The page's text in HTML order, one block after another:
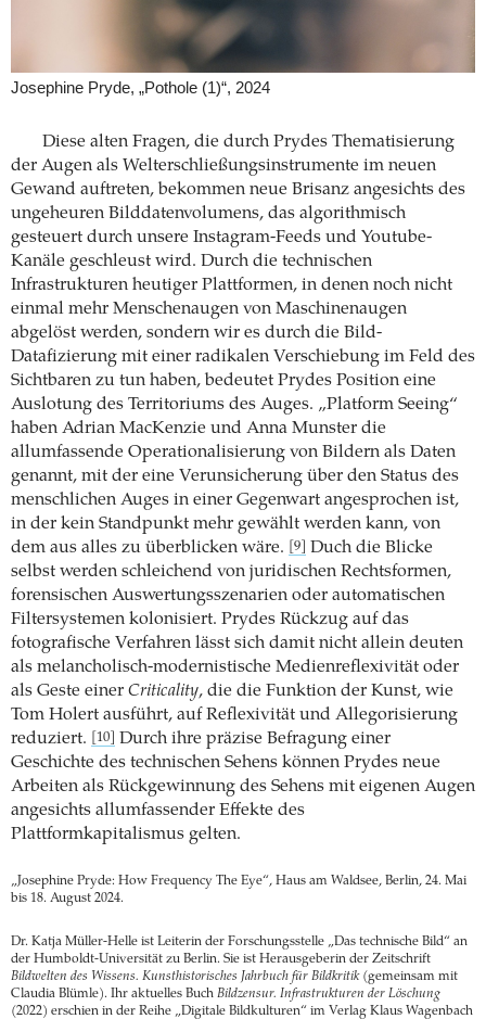
Josephine Pryde, „Pothole (1)“, 2024
Diese alten Fragen, die durch Prydes Thematisierung
der Augen als Welterschließungsinstrumente im neuen
Gewand auftreten, bekommen neue Brisanz angesichts des
ungeheuren Bilddatenvolumens, das algorithmisch
gesteuert durch unsere Instagram-Feeds und Youtube-
Kanäle geschleust wird. Durch die technischen
Infrastrukturen heutiger Plattformen, in denen noch nicht
einmal mehr Menschenaugen von Maschinenaugen
abgelöst werden, sondern wir es durch die Bild-
Datafizierung mit einer radikalen Verschiebung im Feld des
Sichtbaren zu tun haben, bedeutet Prydes Position eine
Auslotung des Territoriums des Auges. „Platform Seeing“
haben Adrian MacKenzie und Anna Munster die
allumfassende Operationalisierung von Bildern als Daten
genannt, mit der eine Verunsicherung über den Status des
menschlichen Auges in einer Gegenwart angesprochen ist,
in der kein Standpunkt mehr gewählt werden kann, von
dem aus alles zu überblicken wäre.
[9]
Duch die Blicke
selbst werden schleichend von juridischen Rechtsformen,
forensischen Auswertungsszenarien oder automatischen
Filtersystemen kolonisiert. Prydes Rückzug auf das
fotografische Verfahren lässt sich damit nicht allein deuten
als melancholisch-modernistische Medienreflexivität oder
als Geste einer Criticality, die die Funktion der Kunst, wie
Tom Holert ausführt, auf Reflexivität und Allegorisierung
reduziert.
[10]
Durch ihre präzise Befragung einer
Geschichte des technischen Sehens können Prydes neue
Arbeiten als Rückgewinnung des Sehens mit eigenen Augen
angesichts allumfassender Effekte des
Plattformkapitalismus gelten.
„Josephine Pryde: How Frequency The Eye“, Haus am Waldsee, Berlin, 24. Mai
bis 18. August 2024.
Dr. Katja Müller-Helle ist Leiterin der Forschungsstelle „Das technische Bild“ an
der Humboldt-Universität zu Berlin. Sie ist Herausgeberin der Zeitschrift
Bildwelten des Wissens. Kunsthistorisches Jahrbuch für Bildkritik(gemeinsam mit
Claudia Blümle). Ihr aktuelles Buch Bildzensur. Infrastrukturen der Löschung
(2022) erschien in der Reihe „Digitale Bildkulturen“ im Verlag Klaus Wagenbach